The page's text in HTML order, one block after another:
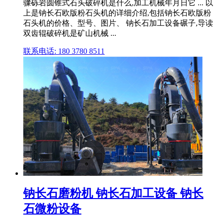
骤砾岩圆锥式石头破碎机是什么,加工机械年月日它 ... 以
上是钠长石欧版粉石头机的详细介绍,包括钠长石欧版粉
石头机的价格、型号、图片、 钠长石加工设备碾子,导读
双齿辊破碎机是矿山机械 ...
联系电话: 180 3780 8511
钠长石磨粉机 钠长石加工设备 钠长
石微粉设备